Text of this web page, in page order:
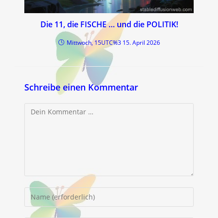
Die 11, die FISCHE … und die POLITIK!
Mittwoch, 15UTC%3 15. April 2026
Schreibe einen Kommentar
Kommentar
Gib
deinen
Namen